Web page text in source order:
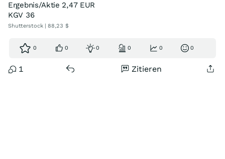
Ergebnis/Aktie 2,47 EUR
KGV 36
Shutterstock | 88,23 $
0 0 0 0 0 0
1 Zitieren